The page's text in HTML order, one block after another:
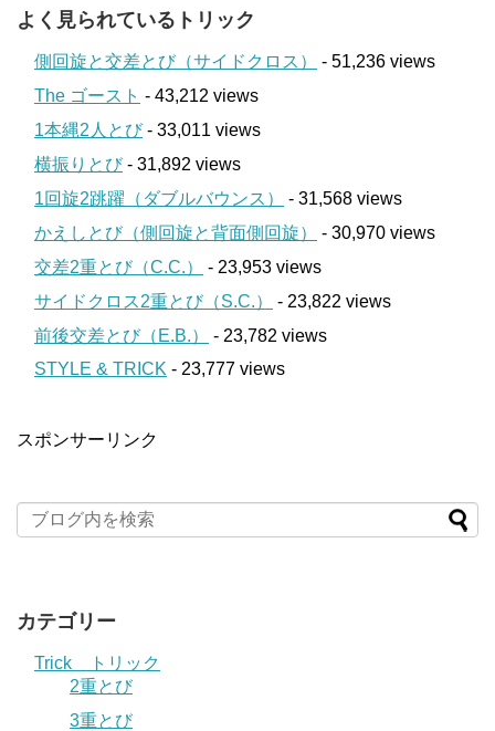
よく見られているトリック
側回旋と交差とび（サイドクロス）
- 51,236 views
The ゴースト - 43,212 views
1本縄2人とび- 33,011 views
横振りとび- 31,892 views
1回旋2跳躍（ダブルバウンス）
- 31,568 views
かえしとび（側回旋と背面側回旋）
- 30,970 views
交差2重とび（C.C.）
- 23,953 views
サイドクロス2重とび（S.C.）
- 23,822 views
前後交差とび（E.B.）
- 23,782 views
STYLE & TRICK - 23,777 views
スポンサーリンク
カテゴリー
Trick トリック
2重とび
3重とび